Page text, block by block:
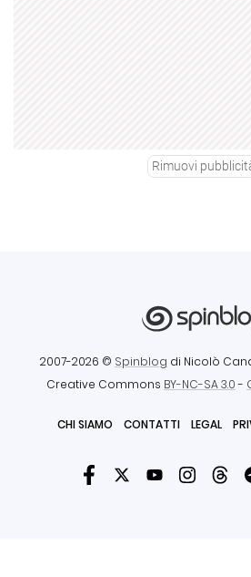
Rimuovi
2007-2026 © Spinblog di Nicolò
Creative Commons BY-NC-SA 3.0-
CHI SIAMO CONTATTI LEGAL